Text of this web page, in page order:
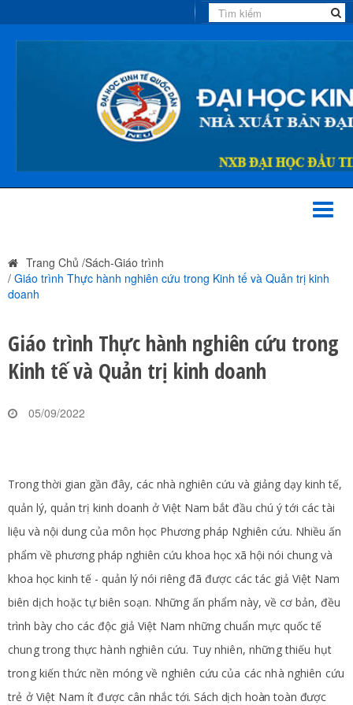
Trang Chủ /Sách-Giáo trình
/ Giáo trình Thực hành nghiên cứu trong Kinh tế và Quản trị kinh
doanh
Giáo trình Thực hành nghiên cứu trong
Kinh tế và Quản trị kinh doanh
05/09/2022
Trong thời gian gần đây, các nhà nghiên cứu và giảng dạy kinh tế,
quản lý, quản trị kinh doanh ở Việt Nam bắt đầu chú ý tới các tài
liệu và nội dung của môn học Phương pháp Nghiên cứu. Nhiều ấn
phẩm về phương pháp nghiên cứu khoa học xã hội nói chung và
khoa học kinh tế - quản lý nói riêng đã được các tác giả Việt Nam
biên dịch hoặc tự biên soạn. Những ấn phẩm này, về cơ bản, đều
trình bày cho các độc giả Việt Nam những chuẩn mực quốc tế
chung trong thực hành nghiên cứu. Tuy nhiên, những thiếu hụt
trong kiến thức nền móng về nghiên cứu của các nhà nghiên cứu
trẻ ở Việt Nam ít đượccân nhắc tới. Sách dịch hoàn toàn được